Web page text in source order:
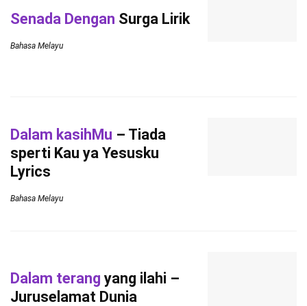
Senada Dengan Surga Lirik
Bahasa Melayu
Dalam kasihMu – Tiada
sperti Kau ya Yesusku
Lyrics
Bahasa Melayu
Dalam terang yang ilahi –
Juruselamat Dunia